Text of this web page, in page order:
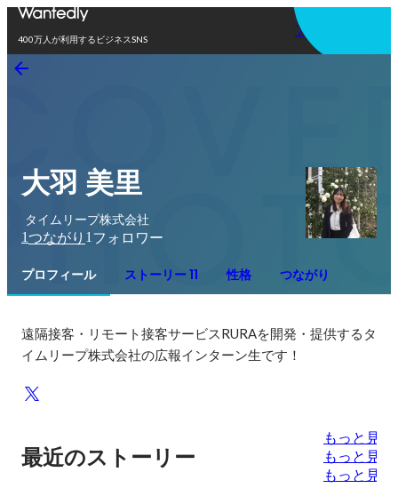
400万人が利用するビジネスSNS
アプリを使う
大羽 美里
タイムリープ株式会社
1つながり 1 フォロワー
プロフィール ストーリー 11 性格 つながり
遠隔接客・リモート接客サービスRURAを開発・提供するタ
イムリープ株式会社の広報インターン生です！
最近のストーリー
もっと見る
もっと見る
もっと見る